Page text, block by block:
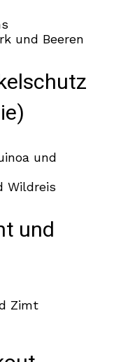
und Beeren
und
Wildreis
und
Zimt